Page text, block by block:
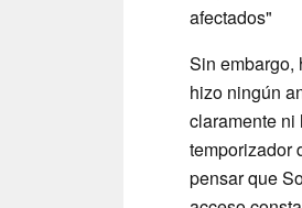
afectados"
Sin embargo,
hizo ningún
claramente ni
temporizador
pensar que